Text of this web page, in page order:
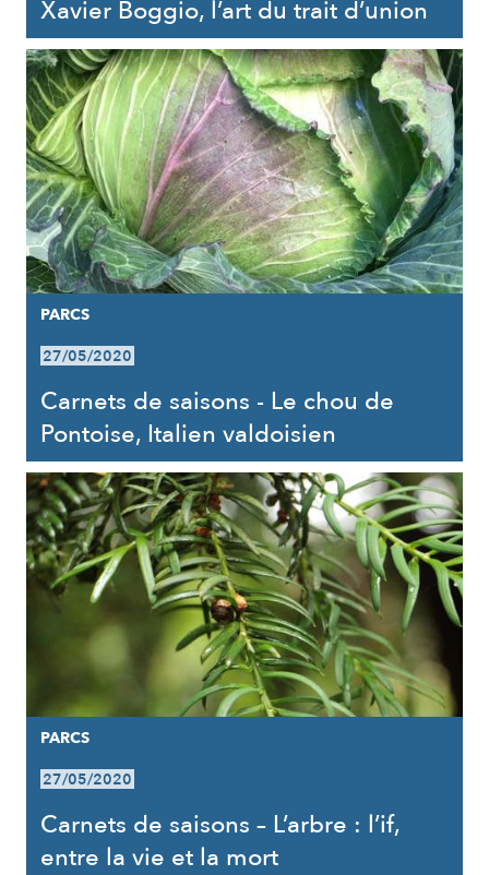
Xavier Boggio, l’art du trait d’union
PARCS
27/05/2020
Carnets de saisons - Le chou de
Pontoise, Italien valdoisien
PARCS
27/05/2020
Carnets de saisons – L’arbre : l’if,
entre la vie et la mort